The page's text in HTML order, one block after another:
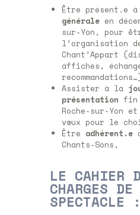
Être présent.e
généraleen
sur-Yon, pour
l’organisation
Chant’Appart
affiches,
Assister à la
présentation fin
Roche-sur-Yon
vœux pour le
Être adhérent.e
Chants-Sons,
LE CAHIER
CHARGES
SPECTACLE :